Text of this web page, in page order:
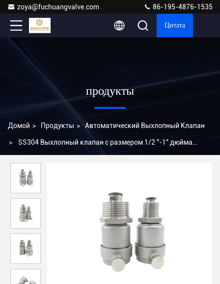
zoya@fuchuangvalve.com 86-195-4876-1535
Цитата
продукты
Домой > Продукты > Автоматический Выхлопный Клапан
> SS304 Выхлопный клапан с размером 1/2 "-1" дюйма